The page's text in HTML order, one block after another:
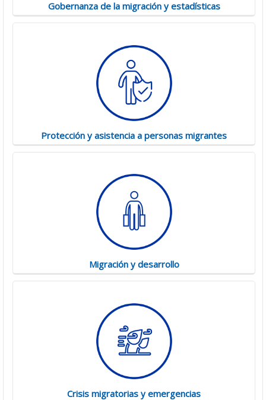
Gobernanza de la migración y estadísticas
Protección y asistencia a personas migrantes
Migración y desarrollo
Crisis migratorias y emergencias